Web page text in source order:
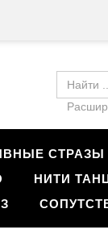
СТРАЗЫ
НИТИ